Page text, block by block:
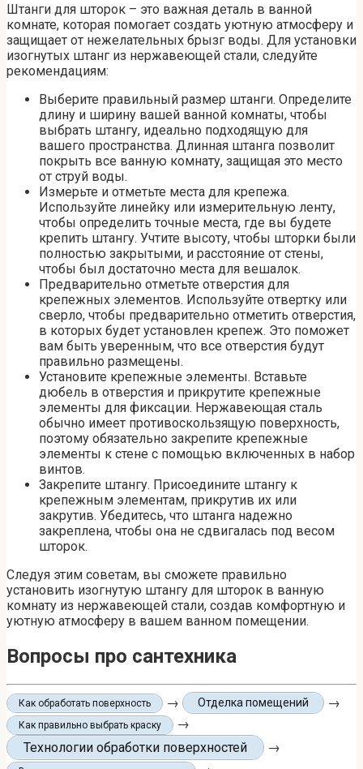
Штанги для шторок – это важная деталь в ванной
комнате, которая помогает создать уютную атмосферу и
защищает от нежелательных брызг воды. Для установки
изогнутых штанг из нержавеющей стали, следуйте
рекомендациям:
Выберите правильный размер штанги. Определите
длину и ширину вашей ванной комнаты, чтобы
выбрать штангу, идеально подходящую для
вашего пространства. Длинная штанга позволит
покрыть все ванную комнату, защищая это место
от струй воды.
Измерьте и отметьте места для крепежа.
Используйте линейку или измерительную ленту,
чтобы определить точные места, где вы будете
крепить штангу. Учтите высоту, чтобы шторки были
полностью закрытыми, и расстояние от стены,
чтобы был достаточно места для вешалок.
Предварительно отметьте отверстия для
крепежных элементов. Используйте отвертку или
сверло, чтобы предварительно отметить отверстия,
в которых будет установлен крепеж. Это поможет
вам быть уверенным, что все отверстия будут
правильно размещены.
Установите крепежные элементы. Вставьте
дюбель в отверстия и прикрутите крепежные
элементы для фиксации. Нержавеющая сталь
обычно имеет противоскользящую поверхность,
поэтому обязательно закрепите крепежные
элементы к стене с помощью включенных в набор
винтов.
Закрепите штангу. Присоедините штангу к
крепежным элементам, прикрутив их или
закрутив. Убедитесь, что штанга надежно
закреплена, чтобы она не сдвигалась под весом
шторок.
Следуя этим советам, вы сможете правильно
установить изогнутую штангу для шторок в ванную
комнату из нержавеющей стали, создав комфортную и
уютную атмосферу в вашем ванном помещении.
Вопросы про сантехника
Как обработать поверхность → Отделка помещений →
Как правильно выбрать краску
→
Технологии обработки поверхностей
→